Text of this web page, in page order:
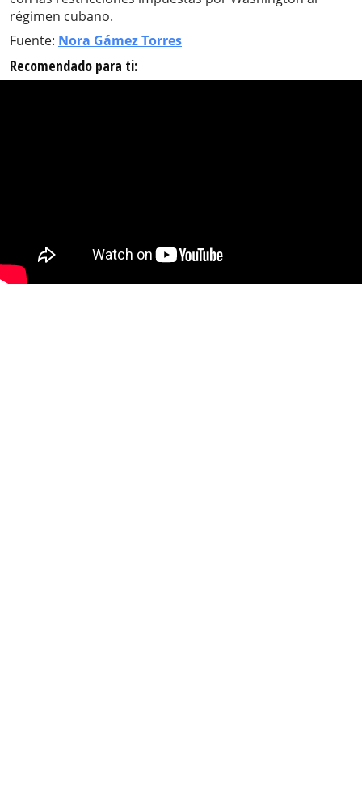
régimen cubano.
Fuente: Nora Gámez Torres
Recomendado para ti: